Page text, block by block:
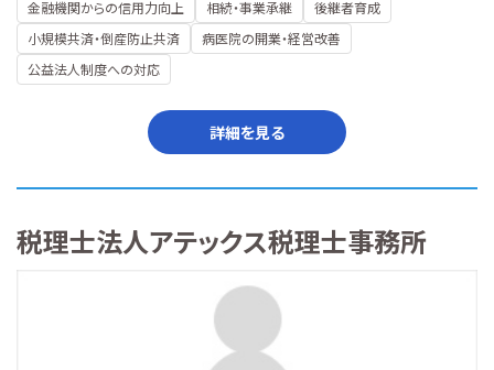
金融機関からの信用力向上
相続・事業承継
後継者育成
小規模共済・倒産防止共済
病医院の開業・経営改善
公益法人制度への対応
詳細を見る
税理士法人アテックス税理士事務所